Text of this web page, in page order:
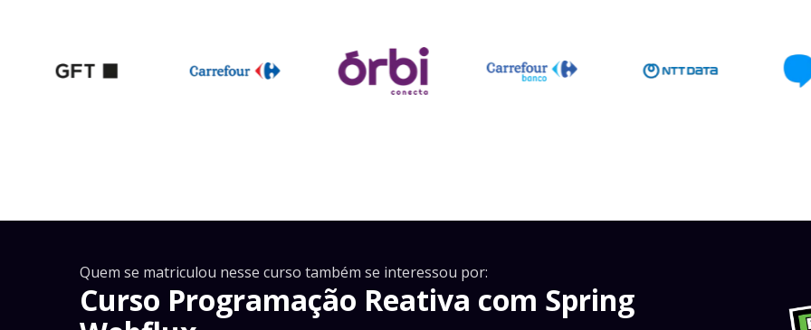
Quem se matriculou nesse curso também se interessou por:
Curso Programação Reativa com Spring